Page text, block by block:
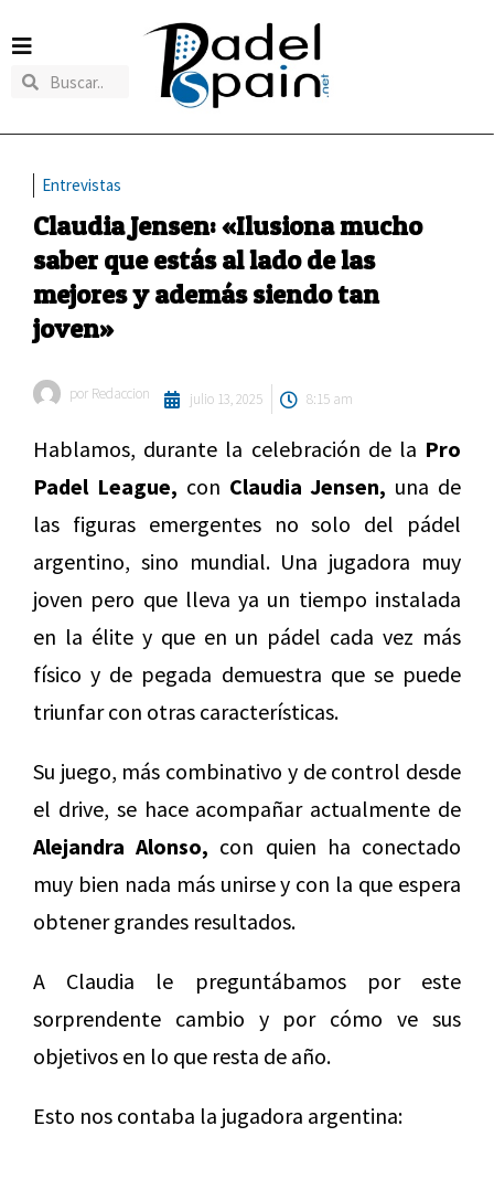
Entrevistas
Claudia Jensen: «Ilusiona mucho
saber que estás al lado de las
mejores y además siendo tan
joven»
por Redaccion julio 13, 2025 8:15 am
Hablamos, durante la celebración de la Pro
Padel League, con Claudia Jensen, una de
las figuras emergentes no solo del pádel
argentino, sino mundial. Una jugadora muy
joven pero que lleva ya un tiempo instalada
en la élite y que en un pádel cada vez más
físico y de pegada demuestra que se puede
triunfar con otras características.
Su juego, más combinativo y de control desde
el drive, se hace acompañar actualmente de
Alejandra Alonso, con quien ha conectado
muy bien nada más unirse y con la que espera
obtener grandes resultados.
A Claudia le preguntábamos por este
sorprendente cambio y por cómo ve sus
objetivos en lo que resta de año.
Esto nos contaba la jugadora argentina: